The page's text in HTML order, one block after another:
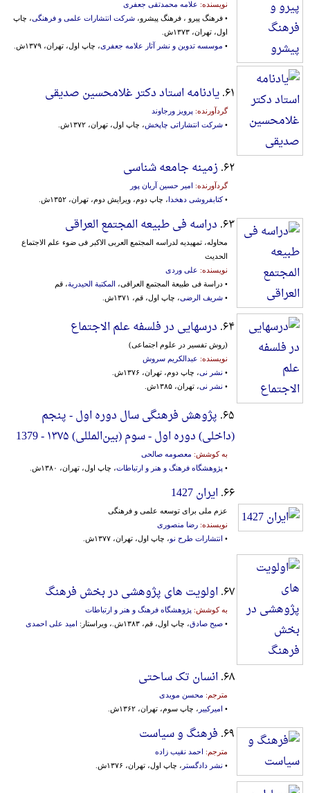
نویسنده: علامه محمدتقی جعفری
• فرهنگ پیرو ، فرهنگ پیشرو، شرکت انتشارات علمی و فرهنگی، چاپ
اول، تهران، ۱۳۷۳ش.
• موسسه تدوین و نشر آثار علامه جعفری، چاپ اول، تهران، ۱۳۷۹ش.
۶۱. یادنامه استاد دکتر غلامحسین صدیقی
گردآورنده: پرویز ورجاوند
• شرکت انتشاراتی چاپخش، چاپ اول، تهران، ۱۳۷۲ش.
۶۲. زمینه جامعه شناسی
گردآورنده: امیر حسین آریان پور
•کتابفروشی دهخدا، چاپ دوم، ویرایش دوم، تهران، ۱۳۵۲ش.
۶۳. دراسه فی طبیعه المجتمع العراقی
محاوله‌، تمهیدیه‌ لدر‌اسه‌ ‌المجتمع‌ ‌العربی‌ ‌الاکبر فی‌ ضوء ‌علم‌ ‌الاجتما‌ع‌
‌الحدیث‌
نویسنده: علی وردی
• دراسة فی طبیعة المجتمع العراقی، المکتبة الحیدریة، قم
• شریف الرضی، چاپ اول، قم، ۱۳۷۱ش.
۶۴. درسهایی در فلسفه علم الاجتماع
(روش‌ تفسیر در علوم‌ اجتماعی‌)
نویسنده: عبدالکریم سروش
• نشر نی، چاپ دوم، تهران، ۱۳۷۶ش.
• نشر نی، تهران، ۱۳۸۵ش.
۶۵. پژوهش فرهنگی سال دوره‌ اول‌ - پنجم‌
(داخلی‌) دوره‌ اول‌ - سوم‌ (بین‌المللی‌) ۱۳۷۵ - 1379
به کوشش: معصومه صالحی
• پژوهشگاه فرهنگ و هنر و ارتباطات، چاپ اول، تهران، ۱۳۸۰ش.
۶۶. ایران 1427
عزم ملی برای توسعه علمی و فرهنگی
نویسنده: رضا منصوری
• انتشارات طرح نو، چاپ اول، تهران، ۱۳۷۷ش.
۶۷. اولویت های پژوهشی در بخش فرهنگ
به کوشش: پژوهشگاه فرهنگ و هنر و ارتباطات
• صبح صادق، چاپ اول، قم، ۱۳۸۳ش.، ویراستار: امید علی احمدی
۶۸. انسان تک ساحتی
مترجم: محسن مویدی
• امیرکبیر ، چاپ سوم، تهران، ۱۳۶۲ش.
۶۹. فرهنگ و سیاست
مترجم: احمد نقیب زاده
• نشر دادگستر ، چاپ اول، تهران، ۱۳۷۶ش.